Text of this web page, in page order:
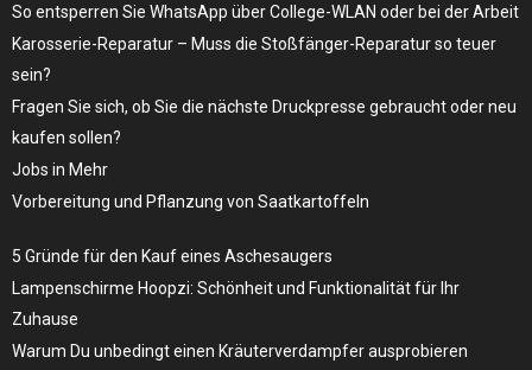
So entsperren Sie WhatsApp über College-WLAN oder bei der Arbeit
Karosserie-Reparatur – Muss die Stoßfänger-Reparatur so teuer
sein?
Fragen Sie sich, ob Sie die nächste Druckpresse gebraucht oder neu
kaufen sollen?
Jobs in Mehr
Vorbereitung und Pflanzung von Saatkartoffeln
5 Gründe für den Kauf eines Aschesaugers
Lampenschirme Hoopzi: Schönheit und Funktionalität für Ihr
Zuhause
Warum Du unbedingt einen Kräuterverdampfer ausprobieren